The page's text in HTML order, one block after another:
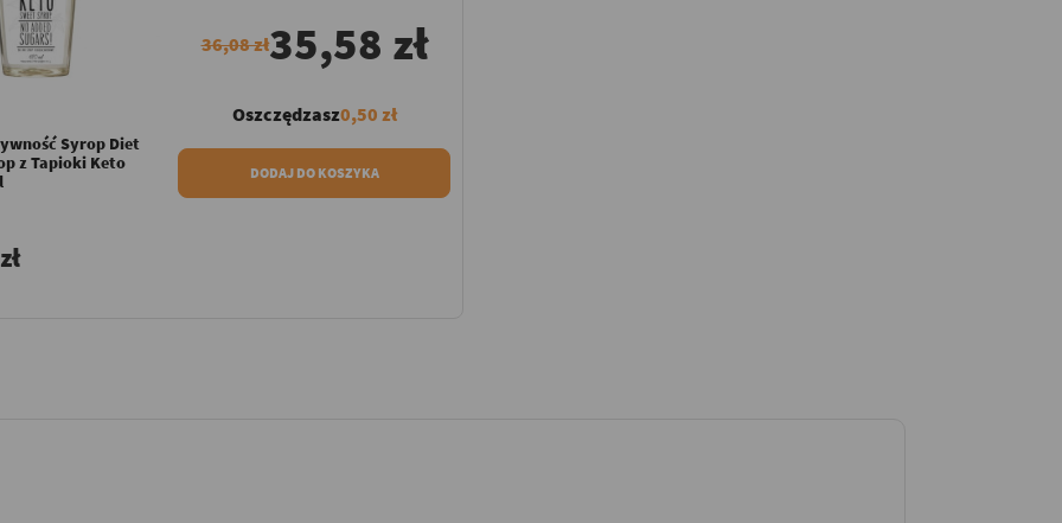
Syrop Diet
z Tapioki Keto
36,08 zł35,58 zł
Oszczędzasz0,50 zł
DODAJ DO KOSZYKA